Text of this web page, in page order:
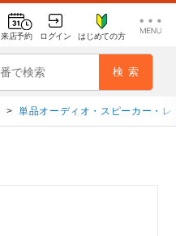
来店予約 ログイン はじめての方
> 単品オーディオ・スピーカー・レ